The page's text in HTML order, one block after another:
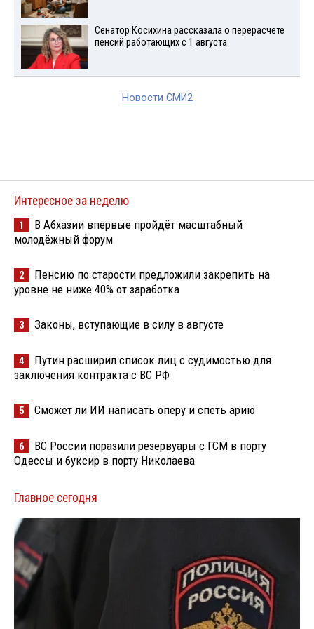
Сенатор Косихина рассказала о перерасчете
пенсий работающих с 1 августа
Новости СМИ2
Интересное за неделю
1
В Абхазии впервые пройдёт масштабный
молодёжный форум
2
Пенсию по старости предложили закрепить на
уровне не ниже 40% от заработка
3 Законы, вступающие в силу в августе
4
Путин расширил список лиц с судимостью для
заключения контракта с ВС РФ
5 Сможет ли ИИ написать оперу и спеть арию
6
ВС России поразили резервуары с ГСМ в порту
Одессы и буксир в порту Николаева
Главное сегодня